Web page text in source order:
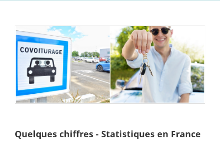
Quelques chiffres - Statistiques en France